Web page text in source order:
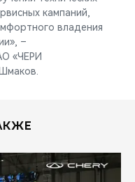
кампаний,
владения
–
«ЧЕРИ